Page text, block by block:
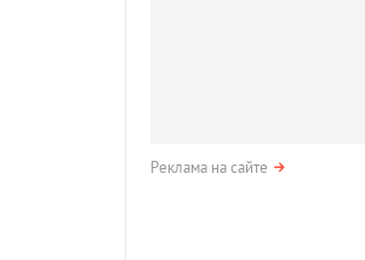
Реклама на сайте